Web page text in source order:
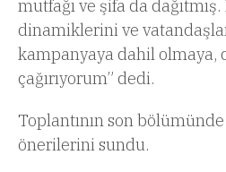
mutfağı ve şifa da
dinamiklerini ve
kampanyaya dahil olmaya,
çağırıyorum” dedi.
Toplantının son bölümünde
önerilerini sundu.